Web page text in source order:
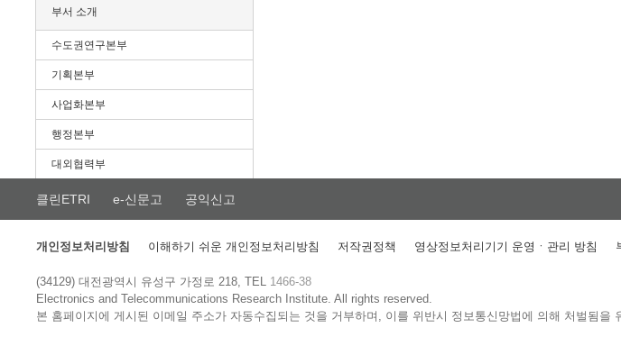
부서 소개
수도권연구본부
기획본부
사업화본부
행정본부
대외협력부
클린ETRI e-신문고 공익신고
개인정보처리방침 이해하기 쉬운 개인정보처리방침 저작권정책 영상정보처리기기 운영ㆍ관리 방침
(34129) 대전광역시 유성구 가정로 218, TEL 1466-38
Electronics and Telecommunications Research Institute.All rights reserved.
본 홈페이지에 게시된 이메일 주소가 자동수집되는 것을 거부하며, 이를 위반시 정보통신망법에 의해 처벌됨을